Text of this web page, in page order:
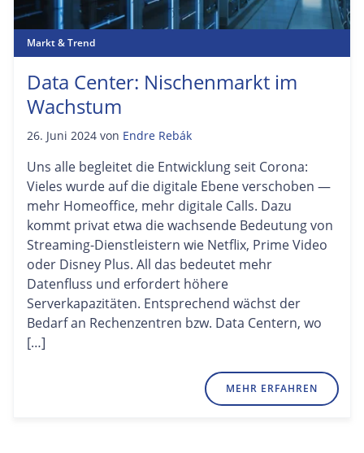
Markt & Trend
Data Center: Nischenmarkt im
Wachstum
26. Juni 2024 von Endre Rebák
Uns alle begleitet die Entwicklung seit Corona:
Vieles wurde auf die digitale Ebene verschoben —
mehr Homeoffice, mehr digitale Calls. Dazu
kommt privat etwa die wachsende Bedeutung von
Streaming-Dienstleistern wie Netflix, Prime Video
oder Disney Plus. All das bedeutet mehr
Datenfluss und erfordert höhere
Serverkapazitäten. Entsprechend wächst der
Bedarf an Rechenzentren bzw. Data Centern, wo
[…]
MEHR ERFAHREN